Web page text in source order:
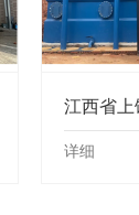
详细